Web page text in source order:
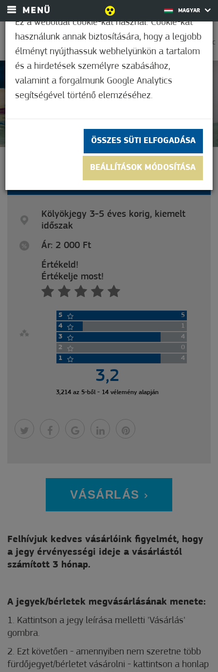
MENÜ MAGYAR
0
33,9°C
3,2 (14)
KÖLYÖKJEGY 3-5 ÉVES
KORIG, KIEMELT IDŐSZAK
Kölyökjegy 3-5 éves korig, kiemelt
időszak
Ár: 2 000 Ft
Értékeld!
Értékelje most!
5
5
4
1
3
4
2
0
1
4
3,2
3,214 az 5-ből - 14 vélemény alapján
VÁSÁRLÁS
Felhívjuk kedves vásárlóink figyelmét, hogy
a jegy érvényességi ideje a vásárlástól
számított 3 hónap.
A jegyek/bérletek megvásárlásának menete:
1. Kattintson a jegy leírása melletti 'Vásárlás'
gombra.
2. Ezt követően - amennyiben nem szeretne több
fürdőjegyet/bérletet vásárolni - kattintson a honlap
Ez a weboldal cookie-kat használ. Cookie-kat
használunk annak biztosítására, hogy a legjobb
élményt nyújthassuk webhelyünkön a tartalom
és a hirdetések személyre szabásához,
valamint a forgalmunk Google Analytics
segítségével történő elemzéséhez.
ÖSSZES SÜTI ELFOGADÁSA
BEÁLLÍTÁSOK MÓDOSÍTÁSA